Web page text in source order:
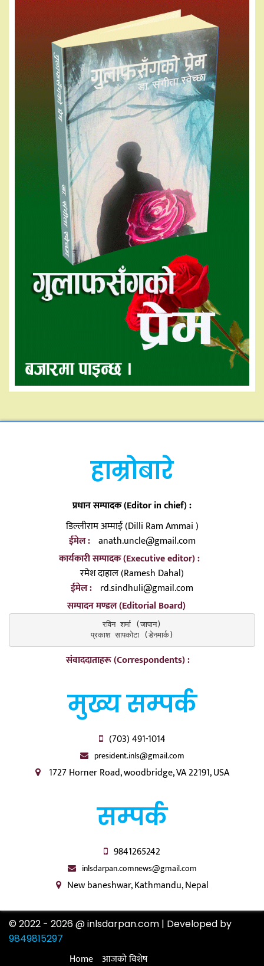
हाम्रोबारे
प्रधान सम्पादक (Editor in chief) :
डिल्लीराम अम्माई (Dilli Ram Ammai )
ईमेल : anath.uncle@gmail.com
कार्यकारी सम्पादक (Executive editor) :
रमेश दाहाल (Ramesh Dahal)
ईमेल : rd.sindhuli@gmail.com
सम्पादन मण्डल (Editorial Board)
रविन शर्मा (जापान)
प्रकाश सापकोटा (डेनमार्क)
संवाददाताहरू (Correspondents) :
मुख्य सम्पर्क
(703) 491-1014
president.inls@gmail.com
1727 Horner Road, woodbridge, VA 22191, USA
सम्पर्क
9841265242
inlsdarpan.comnews@gmail.com
New baneshwar, Kathmandu, Nepal
© 2022 - 2026 @ inlsdarpan.com | Developed by
9849815297
Home आजको विशेष